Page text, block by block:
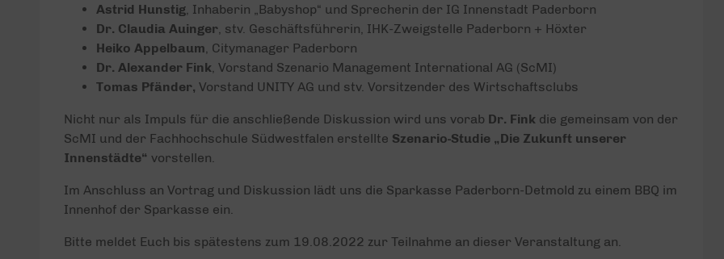
Astrid Hunstig, Inhaberin „Babyshop“ und Sprecherin der IG Innenstadt Paderborn
Dr. Claudia Auinger, stv. Geschäftsführerin, IHK-Zweigstelle Paderborn + Höxter
Heiko Appelbaum, Citymanager Paderborn
Dr. Alexander Fink, Vorstand Szenario Management International AG (ScMI)
Tomas Pfänder, Vorstand UNITY AG und stv. Vorsitzender des Wirtschaftsclubs
Nicht nur als Impuls für die anschließende Diskussion wird uns vorab Dr. Finkdie gemeinsam von der
ScMI und der Fachhochschule Südwestfalen erstellte Szenario-Studie „Die Zukunft unserer
Innenstädte“ vorstellen.
Im Anschluss an Vortrag und Diskussion lädt uns die Sparkasse Paderborn-Detmold zu einem BBQ im
Innenhof der Sparkasse ein.
Bitte meldet Euch bis spätestens zum 19.08.2022 zur Teilnahme an dieser Veranstaltung an.